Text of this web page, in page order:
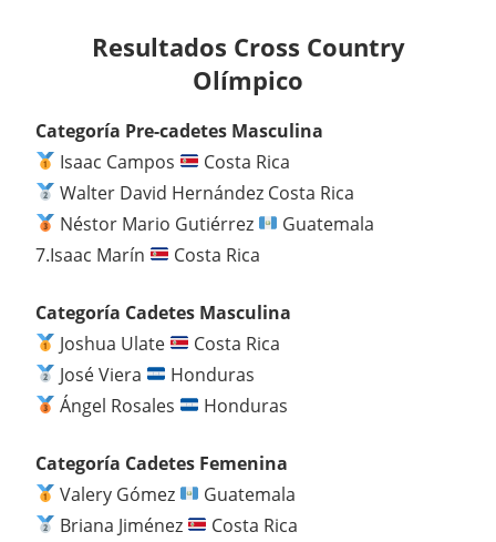
Resultados Cross Country
Olímpico
Categoría Pre-cadetes Masculina
Isaac Campos
Costa Rica
Walter David Hernández Costa Rica
Néstor Mario Gutiérrez
Guatemala
7.Isaac Marín
Costa Rica
Categoría Cadetes Masculina
Joshua Ulate
Costa Rica
José Viera
Honduras
Ángel Rosales
Honduras
Categoría Cadetes Femenina
Valery Gómez
Guatemala
Briana Jiménez
Costa Rica